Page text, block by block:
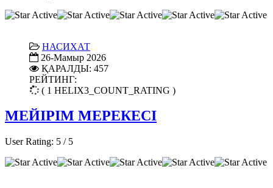
НАСИХАТ
26-Мамыр 2026
ҚАРАЛДЫ: 457
РЕЙТИНГ:
( 1 HELIX3_COUNT_RATING )
МЕЙІРІМ МЕРЕКЕСІ
User Rating: 5 / 5